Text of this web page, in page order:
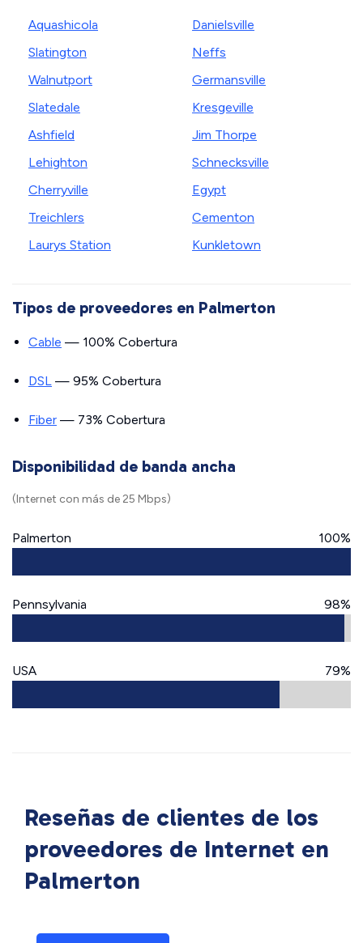
Aquashicola
Slatington
Walnutport
Slatedale
Ashfield
Lehighton
Cherryville
Treichlers
Laurys Station
Danielsville
Neffs
Germansville
Kresgeville
Jim Thorpe
Schnecksville
Egypt
Cementon
Kunkletown
Tipos de proveedores en Palmerton
Cable — 100% Cobertura
DSL — 95% Cobertura
Fiber — 73% Cobertura
Disponibilidad de banda ancha
(Internet con más de 25 Mbps)
Palmerton 100%
Pennsylvania 98%
USA 79%
Reseñas de clientes de los
proveedores de Internet en
Palmerton